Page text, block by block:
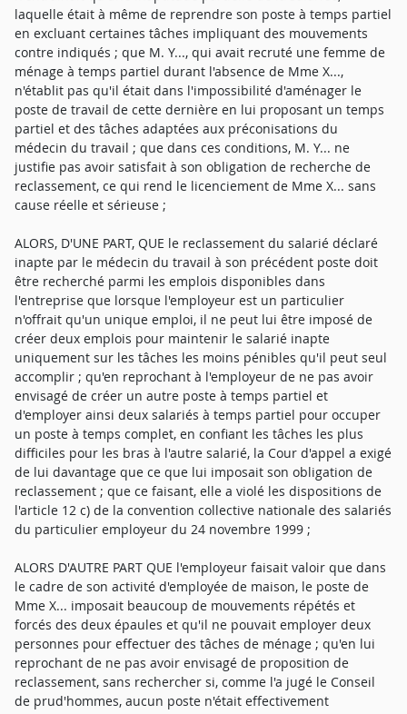
laquelle était à même de reprendre son poste à temps partiel
en excluant certaines tâches impliquant des mouvements
contre indiqués ; que M. Y..., qui avait recruté une femme de
ménage à temps partiel durant l'absence de Mme X...,
n'établit pas qu'il était dans l'impossibilité d'aménager le
poste de travail de cette dernière en lui proposant un temps
partiel et des tâches adaptées aux préconisations du
médecin du travail ; que dans ces conditions, M. Y... ne
justifie pas avoir satisfait à son obligation de recherche de
reclassement, ce qui rend le licenciement de Mme X... sans
cause réelle et sérieuse ;
ALORS, D'UNE PART, QUE le reclassement du salarié déclaré
inapte par le médecin du travail à son précédent poste doit
être recherché parmi les emplois disponibles dans
l'entreprise que lorsque l'employeur est un particulier
n'offrait qu'un unique emploi, il ne peut lui être imposé de
créer deux emplois pour maintenir le salarié inapte
uniquement sur les tâches les moins pénibles qu'il peut seul
accomplir ; qu'en reprochant à l'employeur de ne pas avoir
envisagé de créer un autre poste à temps partiel et
d'employer ainsi deux salariés à temps partiel pour occuper
un poste à temps complet, en confiant les tâches les plus
difficiles pour les bras à l'autre salarié, la Cour d'appel a exigé
de lui davantage que ce que lui imposait son obligation de
reclassement ; que ce faisant, elle a violé les dispositions de
l'article 12 c) de la convention collective nationale des salariés
du particulier employeur du 24 novembre 1999 ;
ALORS D'AUTRE PART QUE l'employeur faisait valoir que dans
le cadre de son activité d'employée de maison, le poste de
Mme X... imposait beaucoup de mouvements répétés et
forcés des deux épaules et qu'il ne pouvait employer deux
personnes pour effectuer des tâches de ménage ; qu'en lui
reprochant de ne pas avoir envisagé de proposition de
reclassement, sans rechercher si, comme l'a jugé le Conseil
de prud'hommes, aucun poste n'était effectivement